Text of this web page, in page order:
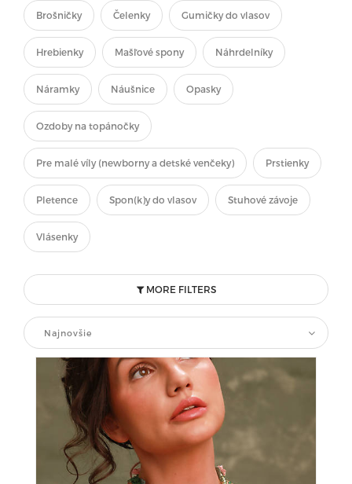
Brošničky Čelenky Gumičky do vlasov
Hrebienky Mašľové spony Náhrdelníky
Náramky Náušnice Opasky
Ozdoby na topánočky
Pre malé víly (newborny a detské venčeky) Prstienky
Pletence Spon(k)y do vlasov Stuhové závoje
Vlásenky
MORE FILTERS
Najnovšie